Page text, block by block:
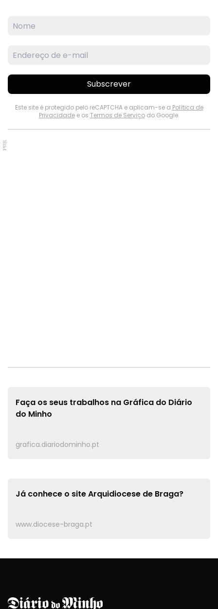
Subscrever
Este site é protegido pelo reCAPTCHA e aplicam-se a Política de
Privacidadee os Termos de Serviçodo Google.
PUB.
Faça os seus trabalhos na Gráfica do Diário
do Minho
grafica.diariodominho.pt
Já conhece o siteArquidiocese de Braga?
www.diocese-braga.pt